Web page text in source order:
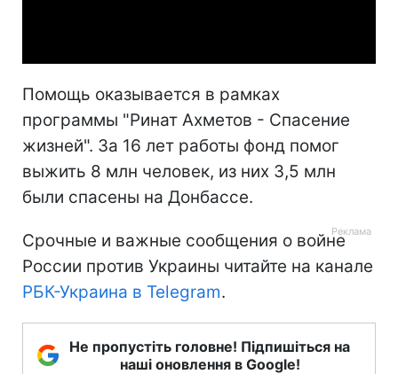
Помощь оказывается в рамках
программы "Ринат Ахметов - Спасение
жизней". За 16 лет работы фонд помог
выжить 8 млн человек, из них 3,5 млн
были спасены на Донбассе.
Срочные и важные сообщения о войне
России против Украины читайте на канале
РБК-Украина в Telegram.
Не пропустіть головне! Підпишіться на
наші оновлення в Google!